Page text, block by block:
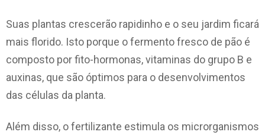
Suas plantas crescerão rapidinho e o seu jardim ficará
mais florido. Isto porque o fermento fresco de pão é
composto por fito-hormonas, vitaminas do grupo B e
auxinas, que são óptimos para o desenvolvimentos
das células da planta.
Além disso, o fertilizante estimula os microrganismos